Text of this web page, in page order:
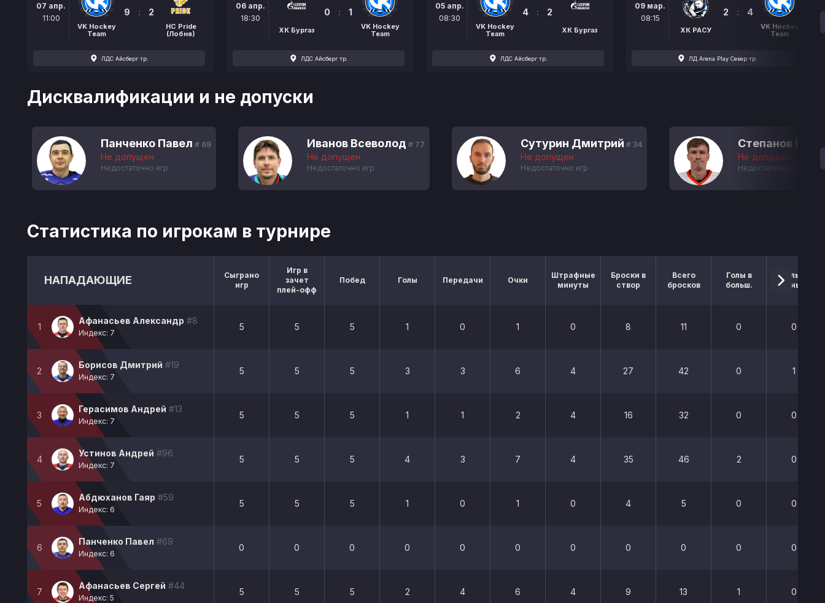
07 апр.
11:00
VK Hockey
Team
9 : 2
HC Pride
(Лобня)
ЛДС Айсберг тр.
06 апр.
18:30
ХК Бургаз
0 : 1
VK Hockey
Team
ЛДС Айсберг тр.
05 апр.
08:30
VK Hockey
Team
4 : 2
ХК Бургаз
ЛДС Айсберг тр.
09 мар.
08:15
ХК РАСУ
2 : 4
VK Hockey
Team
ЛД Arena Play Север тр.
Дисквалификации и не допуски
Панченко Павел # 69
Не допущен
Недостаточно игр
Иванов Всеволод # 77
Не допущен
Недостаточно игр
Сутурин Дмитрий # 34
Не допущен
Недостаточно игр
Степанов
Не допущен
Недостаточно игр
Статистика по игрокам в турнире
НАПАДАЮЩИЕ
Сыграно
игр
Игр в
зачет
плей-офф
Побед Голы Передачи Очки
Штрафные
минуты
Броски в
створ
Всего
бросков
Голы в
больш.
Голы в
меньш.
1
Афанасьев Александр #8
Индекс: 7
5 5 5 1 0 1 0 8 11 0 0
2
Борисов Дмитрий #19
Индекс: 7
5 5 5 3 3 6 4 27 42 0 1
3
Герасимов Андрей #13
Индекс: 7
5 5 5 1 1 2 4 16 32 0 0
4
Устинов Андрей #96
Индекс: 7
5 5 5 4 3 7 4 35 46 2 0
5
Абдюханов Гаяр #59
Индекс: 6
5 5 5 1 0 1 0 4 5 0 0
6
Панченко Павел #69
Индекс: 6
0 0 0 0 0 0 0 0 0 0 0
7
Афанасьев Сергей #44
Индекс: 5
5 5 5 2 4 6 4 9 13 1 0